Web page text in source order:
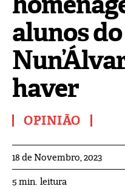
alunos
haver
OPINIÃO
18 de Novembro, 2023
5 min. leitura